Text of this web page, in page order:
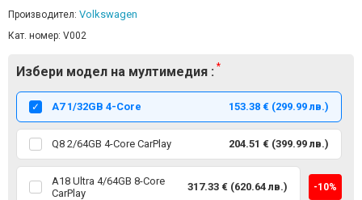
Производител: Volkswagen
Кат. номер: V002
Избери модел на мултимедия :
А7 1/32GB 4-Core 153.38 € (299.99 лв.)
Q8 2/64GB 4-Core CarPlay 204.51 € (399.99 лв.)
A18 Ultra 4/64GB 8-Core
CarPlay
317.33 € (620.64 лв.) -10%